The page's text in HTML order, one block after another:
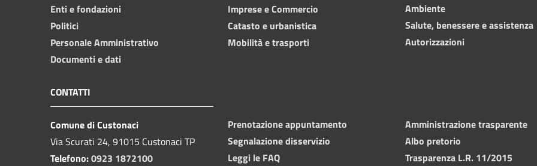
Enti e fondazioni
Politici
Personale Amministrativo
Documenti e dati
Imprese e Commercio
Catasto e urbanistica
Mobilità e trasporti
Ambiente
Salute, benessere e assistenza
Autorizzazioni
CONTATTI
Comune di Custonaci
Via Scurati 24, 91015 Custonaci TP
Telefono:0923 1872100
Prenotazione appuntamento
Segnalazione disservizio
Leggi le FAQ
Amministrazione trasparente
Albo pretorio
Trasparenza L.R. 11/2015